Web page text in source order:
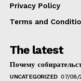
Privacy Policy
Terms and
The latest
Почему
UNCATEGORIZED 07/08/